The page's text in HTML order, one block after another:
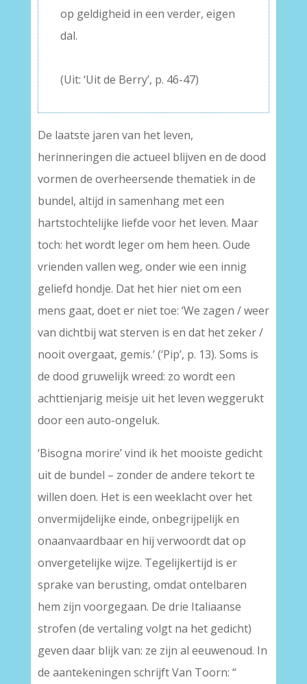
op geldigheid in een verder, eigen
dal.
(Uit: ‘Uit de Berry’, p. 46-47)
De laatste jaren van het leven,
herinneringen die actueel blijven en de dood
vormen de overheersende thematiek in de
bundel, altijd in samenhang met een
hartstochtelijke liefde voor het leven. Maar
toch: het wordt leger om hem heen. Oude
vrienden vallen weg, onder wie een innig
geliefd hondje. Dat het hier niet om een
mens gaat, doet er niet toe: ‘We zagen / weer
van dichtbij wat sterven is en dat het zeker /
nooit overgaat, gemis.’ (‘Pip’, p. 13). Soms is
de dood gruwelijk wreed: zo wordt een
achttienjarig meisje uit het leven weggerukt
door een auto-ongeluk.
‘Bisogna morire’ vind ik het mooiste gedicht
uit de bundel – zonder de andere tekort te
willen doen. Het is een weeklacht over het
onvermijdelijke einde, onbegrijpelijk en
onaanvaardbaar en hij verwoordt dat op
onvergetelijke wijze. Tegelijkertijd is er
sprake van berusting, omdat ontelbaren
hem zijn voorgegaan. De drie Italiaanse
strofen (de vertaling volgt na het gedicht)
geven daar blijk van: ze zijn al eeuwenoud. In
de aantekeningen schrijft Van Toorn: “